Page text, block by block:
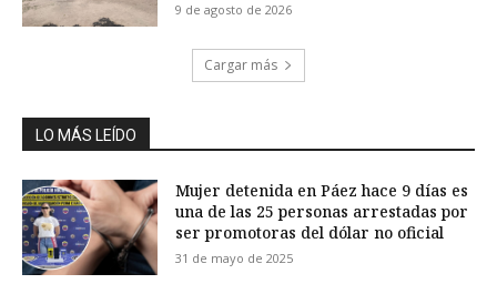
9 de agosto de 2026
Cargar más
LO MÁS LEÍDO
Mujer detenida en Páez hace 9 días es
una de las 25 personas arrestadas por
ser promotoras del dólar no oficial
31 de mayo de 2025